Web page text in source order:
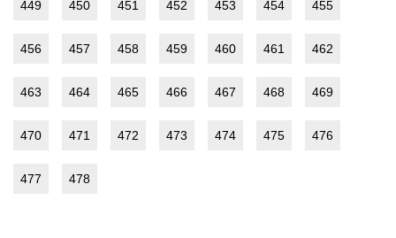
449 450 451 452 453 454 455
456 457 458 459 460 461 462
463 464 465 466 467 468 469
470 471 472 473 474 475 476
477 478